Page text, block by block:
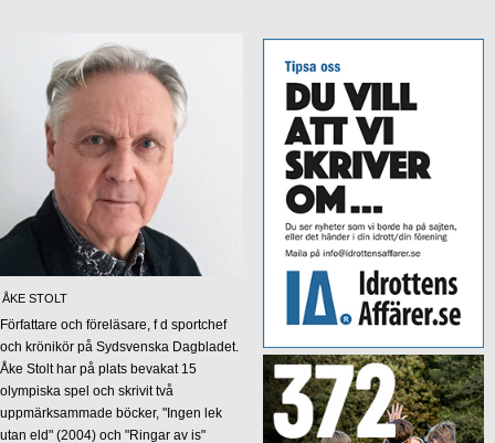
ÅKE STOLT
Författare och föreläsare, f d sportchef
och krönikör på Sydsvenska Dagbladet.
Åke Stolt har på plats bevakat 15
olympiska spel och skrivit två
uppmärksammade böcker, "Ingen lek
utan eld" (2004) och "Ringar av is"